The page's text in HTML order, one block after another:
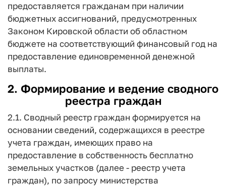
предоставляется гражданам при наличии
бюджетных ассигнований, предусмотренных
Законом Кировской области об областном
бюджете на соответствующий финансовый год на
предоставление единовременной денежной
выплаты.
2. Формирование и ведение сводного
реестра граждан
2.1. Сводный реестр граждан формируется на
основании сведений, содержащихся в реестре
учета граждан, имеющих право на
предоставление в собственность бесплатно
земельных участков (далее - реестр учета
граждан), по запросу министерства